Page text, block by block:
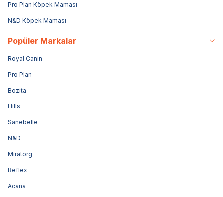
Pro Plan Köpek Maması
N&D Köpek Maması
Popüler Markalar
Royal Canin
Pro Plan
Bozita
Hills
Sanebelle
N&D
Miratorg
Reflex
Acana